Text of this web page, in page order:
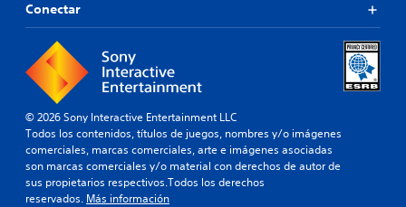
Conectar
© 2026 Sony Interactive Entertainment LLC
Todos los contenidos, títulos de juegos, nombres y/o imágenes
comerciales, marcas comerciales, arte e imágenes asociadas
son marcas comerciales y/o material con derechos de autor de
sus propietarios respectivos.Todos los derechos
reservados. Más información